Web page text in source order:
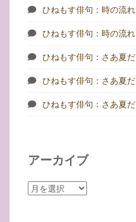
ひねもす俳句：時の流れ
ひねもす俳句：時の流れ
ひねもす俳句：さあ夏だ
ひねもす俳句：さあ夏だ
ひねもす俳句：さあ夏だ
アーカイブ
ア